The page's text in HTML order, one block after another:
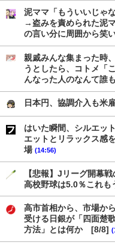
泥ママ「もういいじゃ
→盗みを責められた泥
の言い分に周囲から笑
親戚みんな集まった時
うとしたら、コトメ「
んなった人のなんて誰
日本円、協調介入も米
はいた瞬間、シルエッ
エットとリラックス感
場 (14:56)
【悲報】Jリーグ開幕
高校野球は5.0％これも
高市首相から、市場か
受ける日銀が「四面楚
方法」とは何か [8/8]